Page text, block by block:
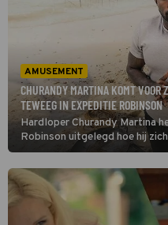
AMUSEMENT
CHURANDY MARTINA KOMT VOOR
TEWEEG IN EXPEDITIE ROBINSON
Hardloper Churandy Martina
Robinson uitgelegd hoe hij
Sindsdien weten de
stemmen bij de eilandraad.